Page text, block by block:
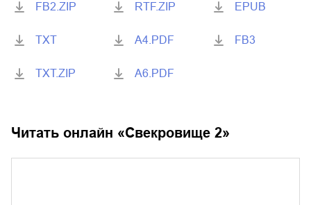
FB2.ZIP
TXT
TXT.ZIP
RTF.ZIP
A4.PDF
A6.PDF
EPUB
FB3
Читать онлайн «Свекровище 2»